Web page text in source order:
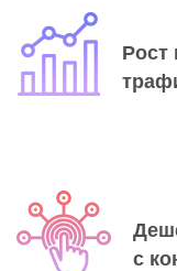
Рост
с